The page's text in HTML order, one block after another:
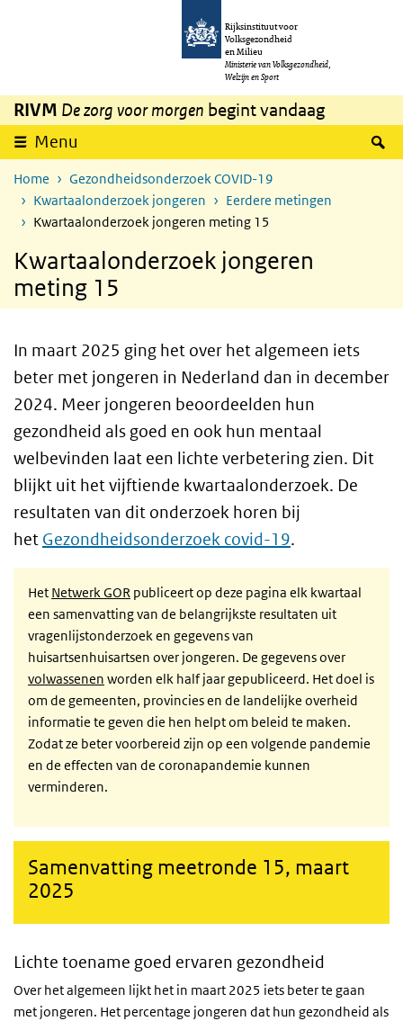
Overslaan en naar de inhoud gaan
Rijksinstituut voor
Volksgezondheid
en Milieu
Ministerie van Volksgezondheid,
Welzijn en Sport
RIVM De zorg voor morgen begint vandaag
Menu
Home
Gezondheidsonderzoek COVID-19
Kwartaalonderzoek jongeren
Eerdere metingen
Kwartaalonderzoek jongeren meting 15
Kwartaalonderzoek jongeren
meting 15
In maart 2025 ging het over het algemeen iets
beter met jongeren in Nederland dan in december
2024. Meer jongeren beoordeelden hun
gezondheid als goed en ook hun mentaal
welbevinden laat een lichte verbetering zien. Dit
blijkt uit het vijftiende kwartaalonderzoek. De
resultaten van dit onderzoek horen bij
het Gezondheidsonderzoek covid-19.
Het Netwerk GOR publiceert op deze pagina elk kwartaal
een samenvatting van de belangrijkste resultaten uit
vragenlijstonderzoek en gegevens van
huisartsenhuisartsen over jongeren. De gegevens over
volwassenen worden elk half jaar gepubliceerd. Het doel is
om de gemeenten, provincies en de landelijke overheid
informatie te geven die hen helpt om beleid te maken.
Zodat ze beter voorbereid zijn op een volgende pandemie
en de effecten van de coronapandemie kunnen
verminderen.
Samenvatting meetronde 15, maart
2025
Lichte toename goed ervaren gezondheid
Over het algemeen lijkt het in maart 2025 iets beter te gaan
met jongeren. Het percentage jongeren dat hun gezondheid als